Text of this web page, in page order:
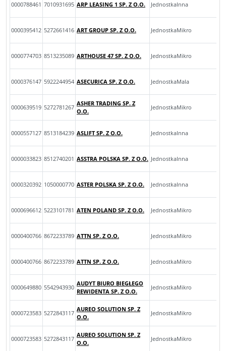
0000788461 7010931695 ARP LEASING 1 SP. Z O.O. JednostkaInna
0000395412 5272661416 ART GROUP SP. Z O.O. JednostkaMikro
0000774703 8513235089 ARTHOUSE 47 SP. Z O.O. JednostkaMikro
0000376147 5922244954 ASECURICA SP. Z O.O. JednostkaMala
0000639519 5272781267
ASHER TRADING SP. Z
O.O.
JednostkaMikro
0000557127 8513184239 ASLIFT SP. Z O.O. JednostkaInna
0000033823 8512740201 ASSTRA POLSKA SP. Z O.O. JednostkaInna
0000320392 1050000770 ASTER POLSKA SP. Z O.O. JednostkaInna
0000696612 5223101781 ATEN POLAND SP. Z O.O. JednostkaMikro
0000400766 8672233789 ATTN SP. Z O.O. JednostkaMikro
0000400766 8672233789 ATTN SP. Z O.O. JednostkaMikro
0000649880 5542943930
AUDYT BIURO BIEGŁEGO
REWIDENTA SP. Z O.O.
JednostkaMikro
0000723583 5272843117
AUREO SOLUTION SP. Z
O.O.
JednostkaMikro
0000723583 5272843117
AUREO SOLUTION SP. Z
O.O.
JednostkaMikro